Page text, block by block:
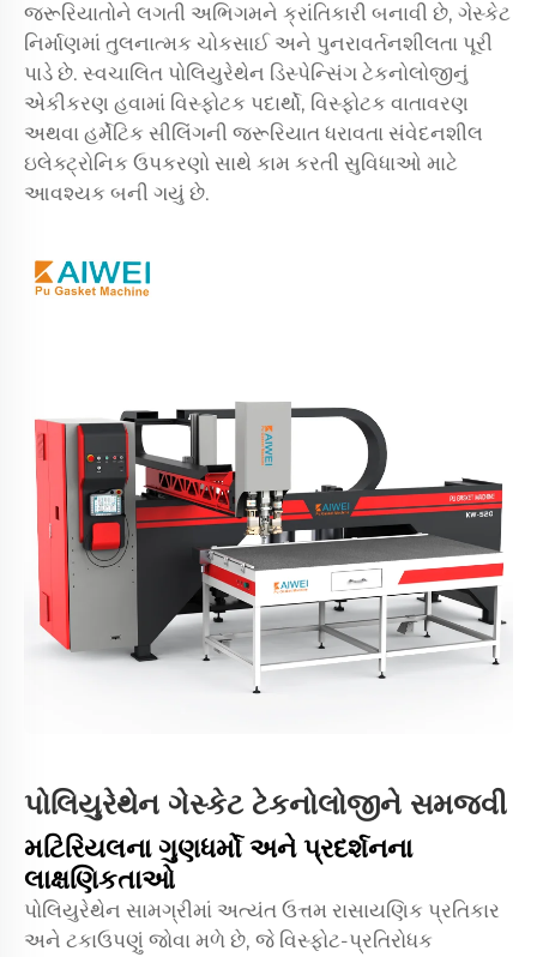
જરૂરિયાતોને લગતી અભિગમને ક્રાંતિકારી બનાવી છે, ગેસ્કેટ
નિર્માણમાં તુલનાત્મક ચોકસાઈ અને પુનરાવર્તનશીલતા પૂરી
પાડે છે. સ્વચાલિત પોલિયુરેથેન ડિસ્પેન્સિંગ ટેકનોલોજીનું
એકીકરણ હવામાં વિસ્ફોટક પદાર્થો, વિસ્ફોટક વાતાવરણ
અથવા હર્મેટિક સીલિંગની જરૂરિયાત ધરાવતા સંવેદનશીલ
ઇલેક્ટ્રોનિક ઉપકરણો સાથે કામ કરતી સુવિધાઓ માટે
આવશ્યક બની ગયું છે.
પોલિયુરેથેન ગેસ્કેટ ટેકનોલોજીને સમજવી
મટિરિયલના ગુણધર્મો અને પ્રદર્શનના
લાક્ષણિકતાઓ
પોલિયુરેથેન સામગ્રીમાં અત્યંત ઉત્તમ રાસાયણિક પ્રતિકાર
અને ટકાઉપણું જોવા મળે છે, જે વિસ્ફોટ-પ્રતિરોધક